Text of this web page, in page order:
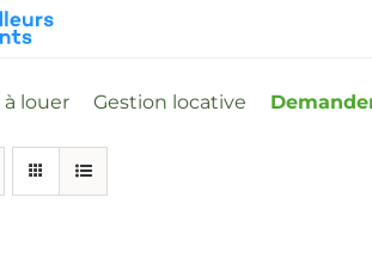
à louer Gestion locative